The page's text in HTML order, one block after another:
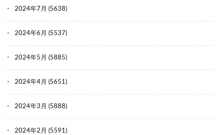
香り付きだと食う奴いるから仕方ない(ˆ˙꒳˙ˆ)ŧ‹”ŧ‹”
83:時代を越える名無しザウルス
ID:JwddlSlf0
まじかよ、かみつきばあちゃんも回収されんのかよ
84:時代を越える名無しザウルス
2024年7月 (5638)
2024年6月 (5537)
2024年5月 (5885)
2024年4月 (5651)
2024年3月 (5888)
2024年2月 (5591)